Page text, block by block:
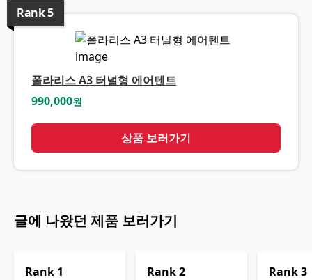
Rank5
폴라리스 A3 터널형 에어텐트
990,000원
상품 보러가기
글에 나왔던 제품 보러가기
Rank 1 Rank2 Rank3